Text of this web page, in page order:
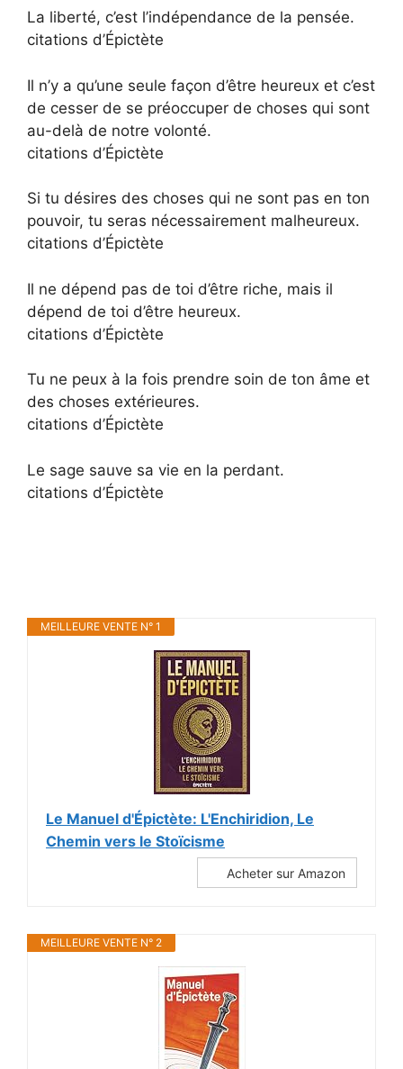
La liberté, c’est l’indépendance de la pensée.
citations d’Épictète
Il n’y a qu’une seule façon d’être heureux et c’est
de cesser de se préoccuper de choses qui sont
au-delà de notre volonté.
citations d’Épictète
Si tu désires des choses qui ne sont pas en ton
pouvoir, tu seras nécessairement malheureux.
citations d’Épictète
Il ne dépend pas de toi d’être riche, mais il
dépend de toi d’être heureux.
citations d’Épictète
Tu ne peux à la fois prendre soin de ton âme et
des choses extérieures.
citations d’Épictète
Le sage sauve sa vie en la perdant.
citations d’Épictète
MEILLEURE VENTE N° 1
Le Manuel d'Épictète: L'Enchiridion, Le
Chemin vers le Stoïcisme
Acheter sur Amazon
MEILLEURE VENTE N° 2